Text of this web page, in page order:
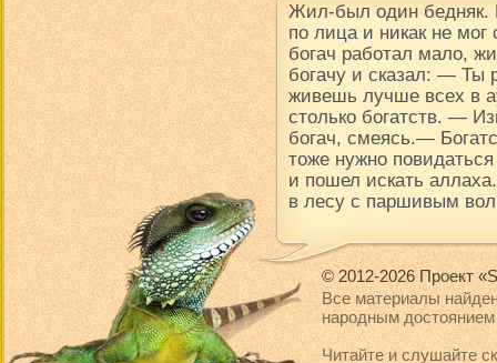
Жил-был один бедняк.
по лица и никак не
богач работал мало,
богачу и сказал: — Ты
живешь лучше всех в
столько богатств. —
богач, смеясь.—
тоже нужно
и пошел искать
в лесу с паршивым
© 2012-2026 Проект
Все материалы
народным достоянием
Читайте и слушайте